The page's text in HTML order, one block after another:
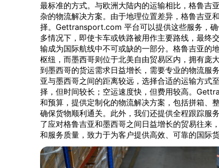
最标准的方式。与欧洲大陆内的运输相比，格鲁吉
杂的物流解决方案。由于地理位置差异，格鲁吉亚
择。Gettransport.com 平台可以提供这些服务，
多情况下，即使卡车或铁路被用作主要路线，最终
输成为国际航线中不可或缺的一部分。格鲁吉亚的
枢纽，而墨西哥则位于北美自由贸易区内，拥有庞
到墨西哥的货运需求日益增长，需要专业的物流服
亚与墨西哥之间的距离较远，选择合适的运输方式
择，但时间较长；空运速度快，但费用较高。
和预算，提供定制化的物流解决方案，包括拼箱、
确保货物顺利通关。此外，我们还提供全程跟踪服
了应对格鲁吉亚和墨西哥之间日益增长的贸易往
和服务质量，致力于为客户提供高效、可靠的国际